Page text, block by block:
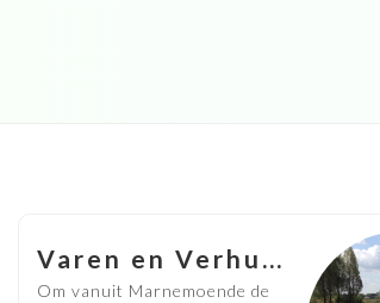
Varen en Verhuur
Om vanuit Marnemoende de